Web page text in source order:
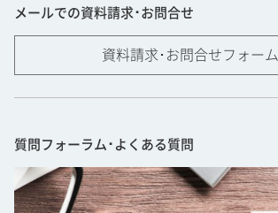
メールでの資料請求･お問合せ
資料請求･お問合せフォーム
質問フォーラム･よくある質問